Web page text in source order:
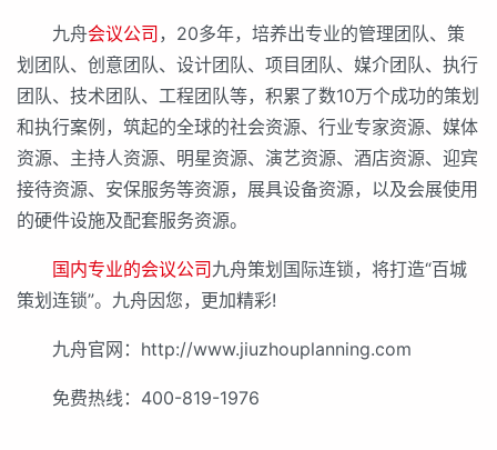
九舟会议公司 ，20多年，培养出专业的管理团队、策
划团队、创意团队、设计团队、项目团队、媒介团队、执行
团队、技术团队、工程团队等，积累了数10万个成功的策划
和执行案例，筑起的全球的社会资源、行业专家资源、媒体
资源、主持人资源、明星资源、演艺资源、酒店资源、迎宾
接待资源、安保服务等资源，展具设备资源，以及会展使用
的硬件设施及配套服务资源。
国内专业的会议公司 九舟策划国际连锁，将打造“百城
策划连锁”。九舟因您，更加精彩!
九舟官网：http://www.jiuzhouplanning.com
免费热线：400-819-1976